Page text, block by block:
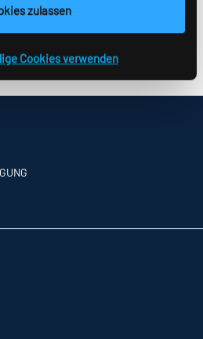
zulassen
Cookies verwenden